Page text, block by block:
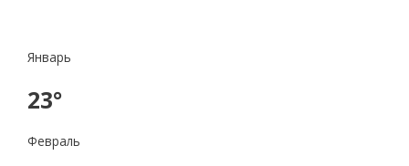
Январь
23°
Февраль